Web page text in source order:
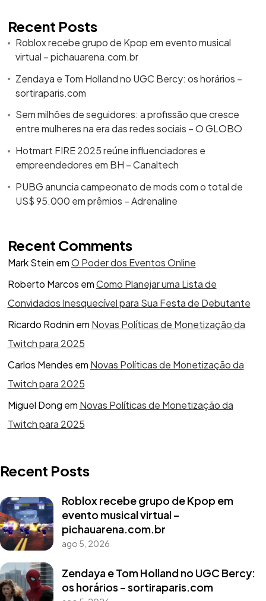
Recent Posts
Roblox recebe grupo de Kpop em evento musical
virtual – pichauarena.com.br
Zendaya e Tom Holland no UGC Bercy: os horários –
sortiraparis.com
Sem milhões de seguidores: a profissão que cresce
entre mulheres na era das redes sociais – O GLOBO
Hotmart FIRE 2025 reúne influenciadores e
empreendedores em BH – Canaltech
PUBG anuncia campeonato de mods com o total de
US$ 95.000 em prêmios – Adrenaline
Recent Comments
Mark Stein emO Poder dos Eventos Online
Roberto Marcos emComo Planejar uma Lista de
Convidados Inesquecível para Sua Festa de Debutante
Ricardo Rodnin em Novas Políticas de Monetização da
Twitch para 2025
Carlos Mendes em Novas Políticas de Monetização da
Twitch para 2025
Miguel Dong em Novas Políticas de Monetização da
Twitch para 2025
Recent Posts
Roblox recebe grupo de Kpop em
evento musical virtual –
pichauarena.com.br
ago 5, 2026
Zendaya e Tom Holland no UGC Bercy:
os horários – sortiraparis.com